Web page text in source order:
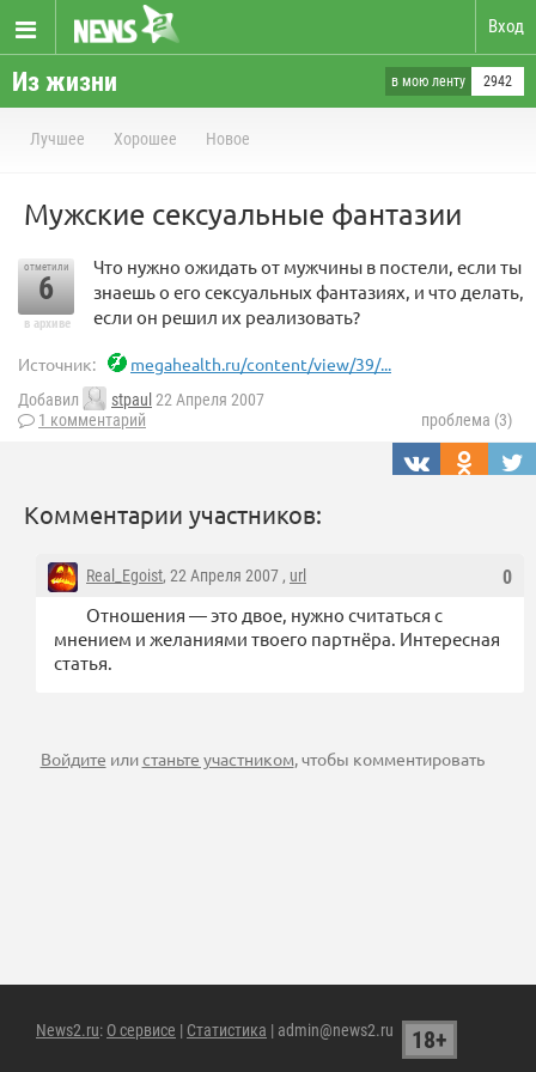
Вход
Из жизни в мою ленту 2942
Лучшее Хорошее Новое
Мужские сексуальные фантазии
отметили
6
в архиве
Что нужно ожидать от мужчины в постели, если ты
знаешь о его сексуальных фантазиях, и что делать,
если он решил их реализовать?
Источник: megahealth.ru/content/view/39/...
Добавил stpaul 22 Апреля 2007
1 комментарий
проблема (3)
Комментарии участников:
0
Real_Egoist, 22 Апреля 2007 , url
Отношения — это двое, нужно считаться с
мнением и желаниями твоего партнёра. Интересная
статья.
Войдите илистаньте участником, чтобы комментировать
News2.ru: О сервисе | Статистика | admin@news2.ru 18+